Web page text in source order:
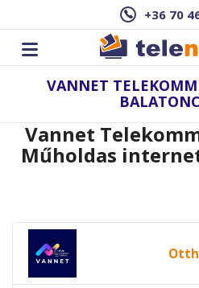
+36 70
VANNET
Vannet
Műholdas